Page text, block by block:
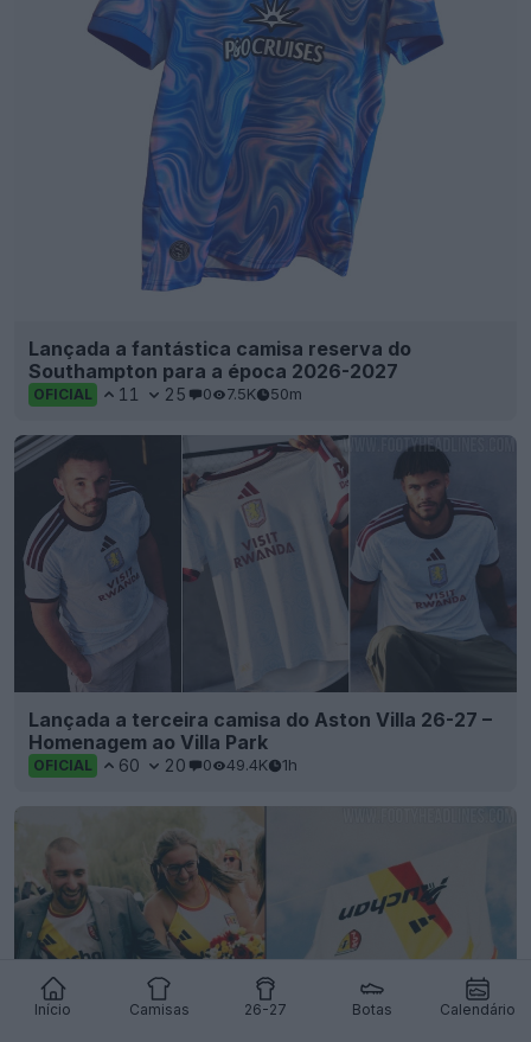
Início Camisas 26-27 Botas Calendário
Lançada a fantástica camisa reserva do
Southampton para a época 2026-2027
OFICIAL 11 25 0 7.5K 50m
Lançada a terceira camisa do Aston Villa 26-27 –
Homenagem ao Villa Park
OFICIAL 60 20 0 49.4K 1h